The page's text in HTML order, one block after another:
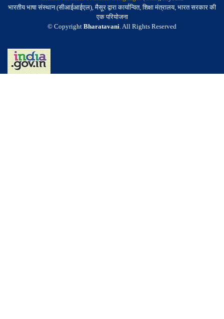
भारतीय भाषा संस्थान (सीआईआईएल), मैसूर द्वारा कार्यान्वित, शिक्षा मंत्रालय, भारत सरकार की
एक परियोजना
© Copyright Bharatavani. All Rights Reserved